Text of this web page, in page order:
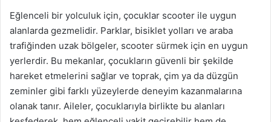
Eğlenceli bir yolculuk için, çocuklar scooter ile uygun
alanlarda gezmelidir. Parklar, bisiklet yolları ve araba
trafiğinden uzak bölgeler, scooter sürmek için en uygun
yerlerdir. Bu mekanlar, çocukların güvenli bir şekilde
hareket etmelerini sağlar ve toprak, çim ya da düzgün
zeminler gibi farklı yüzeylerde deneyim kazanmalarına
olanak tanır. Aileler, çocuklarıyla birlikte bu alanları